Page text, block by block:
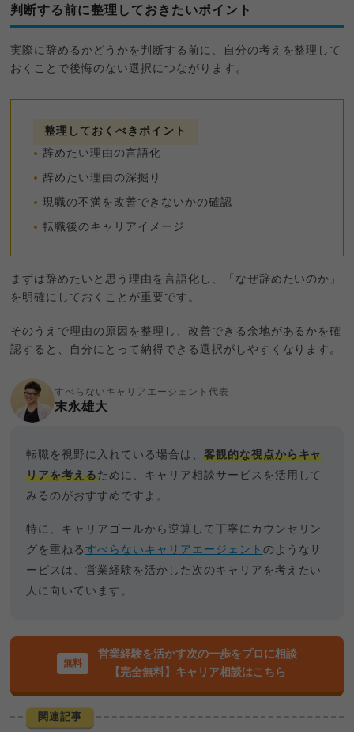
判断する前に整理しておきたいポイント
実際に辞めるかどうかを判断する前に、自分の考えを整理して
おくことで後悔のない選択につながります。
整理しておくべきポイント
辞めたい理由の言語化
辞めたい理由の深掘り
現職の不満を改善できないかの確認
転職後のキャリアイメージ
まずは辞めたいと思う理由を言語化し、「なぜ辞めたいのか」
を明確にしておくことが重要です。
そのうえで理由の原因を整理し、改善できる余地があるかを確
認すると、自分にとって納得できる選択がしやすくなります。
すべらないキャリアエージェント代表
末永雄大
転職を視野に入れている場合は、 客観的な視点からキャ
リアを考えるために、キャリア相談サービスを活用して
みるのがおすすめですよ。
特に、キャリアゴールから逆算して丁寧にカウンセリン
グを重ねるすべらないキャリアエージェント のようなサ
ービスは、営業経験を活かした次のキャリアを考えたい
人に向いています。
営業経験を活かす次の一歩をプロに相談
【完全無料】キャリア相談はこちら
関連記事